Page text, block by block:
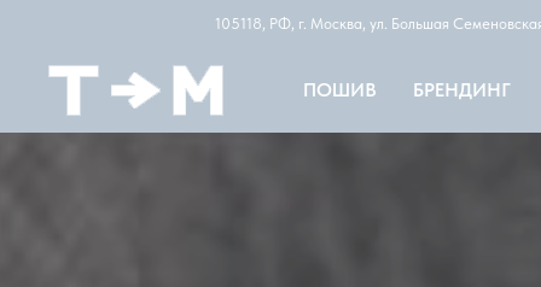
105118, РФ, г. Москва, ул. Большая
ПОШИВ БРЕНДИНГ